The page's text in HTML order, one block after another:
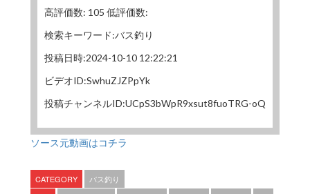
高評価数: 105 低評価数:
検索キーワード:バス釣り
投稿日時:2024-10-10 12:22:21
ビデオID:SwhuZJZPpYk
投稿チャンネルID:UCpS3bWpR9xsut8fuoTRG-oQ
ソース元動画はコチラ
CATEGORY
バス釣り